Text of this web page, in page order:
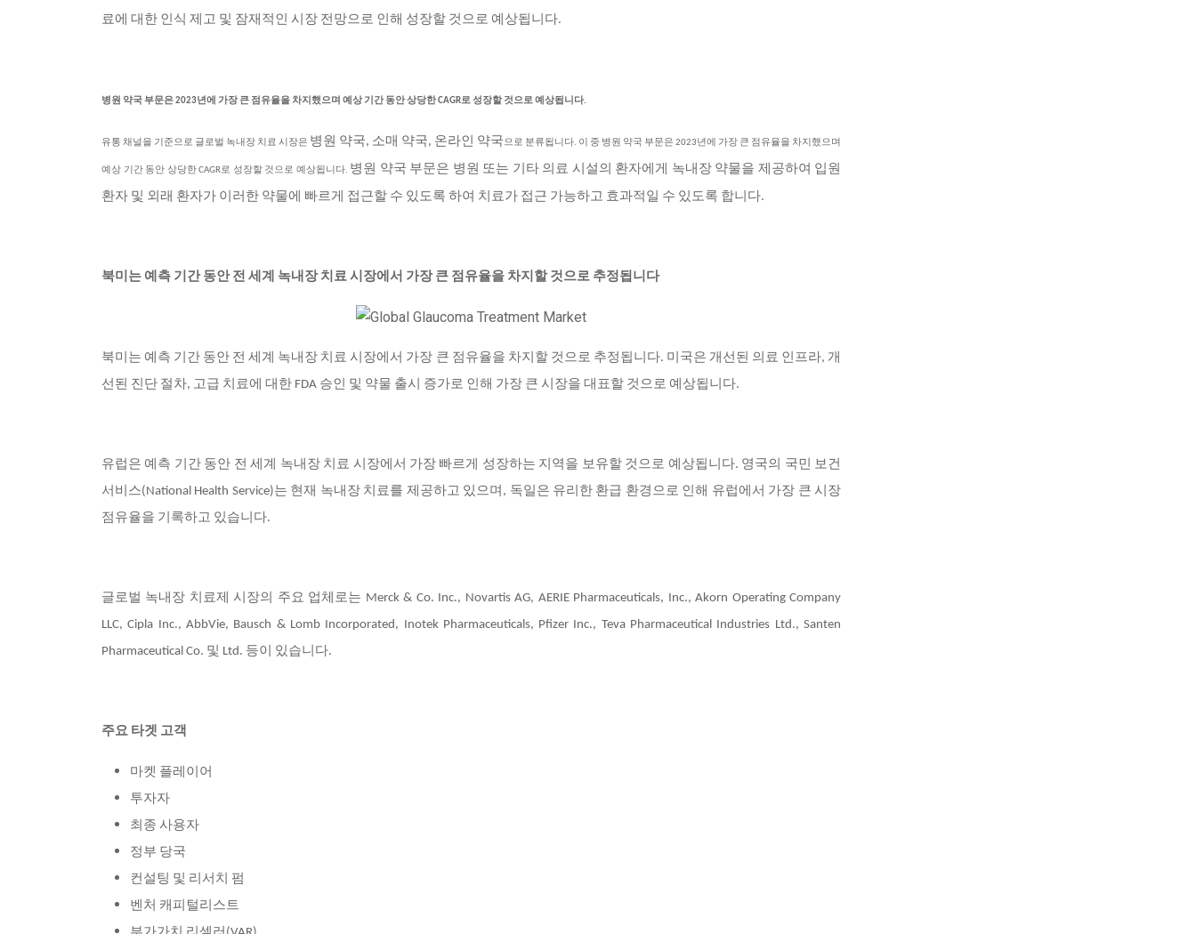
료에 대한 인식 제고 및 잠재적인 시장 전망으로 인해 성장할 것으로 예상됩니다.
병원 약국 부문은 2023년에 가장 큰 점유율을 차지했으며 예상 기간 동안 상당한 CAGR로 성장할 것으로 예상됩니다.
유통 채널을 기준으로 글로벌 녹내장 치료 시장은 병원 약국, 소매 약국, 온라인 약국으로 분류됩니다. 이 중 병원 약국 부문은 2023년에 가장 큰 점유율을 차지했으며
예상 기간 동안 상당한 CAGR로 성장할 것으로 예상됩니다. 병원 약국 부문은 병원 또는 기타 의료 시설의 환자에게 녹내장 약물을 제공하여 입원
환자 및 외래 환자가 이러한 약물에 빠르게 접근할 수 있도록 하여 치료가 접근 가능하고 효과적일 수 있도록 합니다.
북미는 예측 기간 동안 전 세계 녹내장 치료 시장에서 가장 큰 점유율을 차지할 것으로 추정됩니다
북미는 예측 기간 동안 전 세계 녹내장 치료 시장에서 가장 큰 점유율을 차지할 것으로 추정 됩니다. 미국은 개선된 의료 인프라, 개
선된 진단 절차, 고급 치료에 대한 FDA 승인 및 약물 출시 증가로 인해 가장 큰 시장을 대표할 것으로 예상됩니다.
유럽은 예측 기간 동안 전 세계 녹내장 치료 시장에서 가장 빠르게 성장하는 지역을 보유할 것으로 예상됩니다. 영국의 국민 보건
서비스(National Health Service)는 현재 녹내장 치료를 제공하고 있으며, 독일은 유리한 환급 환경으로 인해 유럽에서 가장 큰 시장
점유율을 기록하고 있습니다.
글로벌 녹내장 치료제 시장의 주요 업체로는 Merck & Co. Inc., Novartis AG, AERIE Pharmaceuticals, Inc., Akorn Operating Company
LLC, Cipla Inc., AbbVie, Bausch & Lomb Incorporated, Inotek Pharmaceuticals, Pfizer Inc., Teva Pharmaceutical Industries Ltd., Santen
Pharmaceutical Co. 및 Ltd. 등이 있습니다.
주요 타겟 고객
마켓 플레이어
투자자
최종 사용자
정부 당국
컨설팅 및 리서치 펌
벤처 캐피털리스트